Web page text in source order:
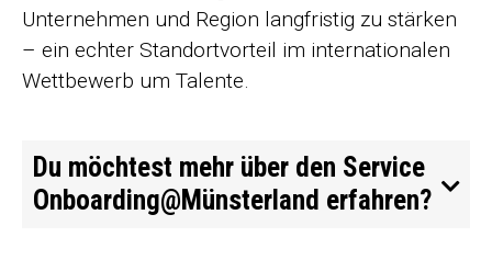
Unternehmen und Region langfristig zu stärken
– ein echter Standortvorteil im internationalen
Wettbewerb um Talente.
Du möchtest mehr über den Service
Onboarding@Münsterland erfahren?